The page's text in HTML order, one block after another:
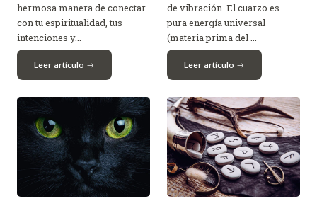
hermosa manera de conectar
con tu espiritualidad, tus
intenciones y...
Leer artículo
de vibración. El cuarzo es
pura energía universal
(materia prima del ...
Leer artículo